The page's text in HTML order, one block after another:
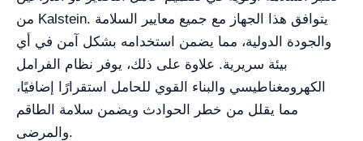
من Kalstein. يتوافق هذا الجهاز مع جميع معايير السلامة
والجودة الدولية، مما يضمن استخدامه بشكل آمن في أي
بيئة سريرية. علاوة على ذلك، يوفر نظام الفرامل
الكهرومغناطيسي والبناء القوي للحامل استقرارًا إضافيًا،
مما يقلل من خطر الحوادث ويضمن سلامة الطاقم
والمرضى.